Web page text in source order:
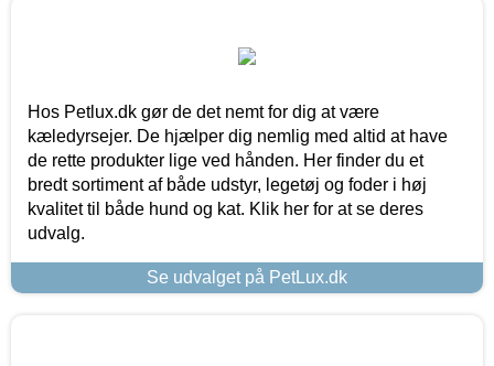
Hos Petlux.dk gør de det nemt for dig at være
kæledyrsejer. De hjælper dig nemlig med altid at have
de rette produkter lige ved hånden. Her finder du et
bredt sortiment af både udstyr, legetøj og foder i høj
kvalitet til både hund og kat. Klik her for at se deres
udvalg.
Se udvalget på PetLux.dk